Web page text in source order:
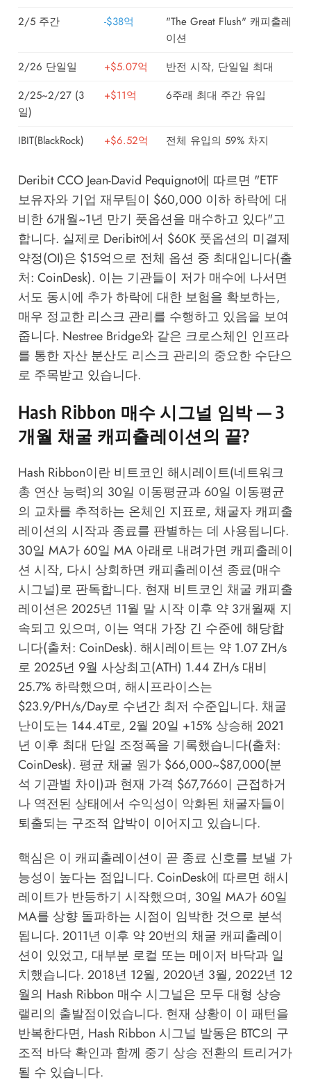
2/5 주간
-$38억
"The Great Flush" 캐피출레
이션
2/26 단일일
+$5.07억
반전 시작, 단일일 최대
2/25~2/27 (3
일)
+$11억 6주래 최대 주간 유입
IBIT(BlackRock) +$6.52억 전체 유입의 59% 차지
Deribit CCO Jean-David Pequignot에 따르면 "ETF
보유자와 기업 재무팀이 $60,000 이하 하락에 대
비한 6개월~1년 만기 풋옵션을 매수하고 있다"고
합니다. 실제로 Deribit에서 $60K 풋옵션의 미결제
약정(OI)은 $15억으로 전체 옵션 중 최대입니다(출
처: CoinDesk). 이는 기관들이 저가 매수에 나서면
서도 동시에 추가 하락에 대한 보험을 확보하는,
매우 정교한 리스크 관리를 수행하고 있음을 보여
줍니다. Nestree Bridge와 같은 크로스체인 인프라
를 통한 자산 분산도 리스크 관리의 중요한 수단으
로 주목받고 있습니다.
Hash Ribbon 매수 시그널 임박 — 3
개월 채굴 캐피출레이션의 끝?
Hash Ribbon이란 비트코인 해시레이트(네트워크
총 연산 능력)의 30일 이동평균과 60일 이동평균
의 교차를 추적하는 온체인 지표로, 채굴자 캐피출
레이션의 시작과 종료를 판별하는 데 사용됩니다.
30일 MA가 60일 MA 아래로 내려가면 캐피출레이
션 시작, 다시 상회하면 캐피출레이션 종료(매수
시그널)로 판독합니다. 현재 비트코인 채굴 캐피출
레이션은 2025년 11월 말 시작 이후 약 3개월째 지
속되고 있으며, 이는 역대 가장 긴 수준에 해당합
니다(출처: CoinDesk). 해시레이트는 약 1.07 ZH/s
로 2025년 9월 사상최고(ATH) 1.44 ZH/s 대비
25.7% 하락했으며, 해시프라이스는
$23.9/PH/s/Day로 수년간 최저 수준입니다. 채굴
난이도는 144.4T로, 2월 20일 +15% 상승해 2021
년 이후 최대 단일 조정폭을 기록했습니다(출처:
CoinDesk). 평균 채굴 원가 $66,000~$87,000(분
석 기관별 차이)과 현재 가격 $67,766이 근접하거
나 역전된 상태에서 수익성이 악화된 채굴자들이
퇴출되는 구조적 압박이 이어지고 있습니다.
핵심은 이 캐피출레이션이 곧 종료 신호를 보낼 가
능성이 높다는 점입니다. CoinDesk에 따르면 해시
레이트가 반등하기 시작했으며, 30일 MA가 60일
MA를 상향 돌파하는 시점이 임박한 것으로 분석
됩니다. 2011년 이후 약 20번의 채굴 캐피출레이
션이 있었고, 대부분 로컬 또는 메이저 바닥과 일
치했습니다. 2018년 12월, 2020년 3월, 2022년 12
월의 Hash Ribbon 매수 시그널은 모두 대형 상승
랠리의 출발점이었습니다. 현재 상황이 이 패턴을
반복한다면, Hash Ribbon 시그널 발동은 BTC의 구
조적 바닥 확인과 함께 중기 상승 전환의 트리거가
될 수 있습니다.